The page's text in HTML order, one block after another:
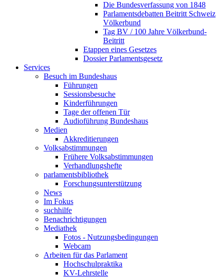
Die Bundesverfassung von 1848
Parlamentsdebatten Beitritt Schweiz
Völkerbund
Tag BV / 100 Jahre Völkerbund-
Beitritt
Etappen eines Gesetzes
Dossier Parlamentsgesetz
Services
Besuch im Bundeshaus
Führungen
Sessionsbesuche
Kinderführungen
Tage der offenen Tür
Audioführung Bundeshaus
Medien
Akkreditierungen
Volksabstimmungen
Frühere Volksabstimmungen
Verhandlungshefte
parlamentsbibliothek
Forschungsunterstützung
News
Im Fokus
suchhilfe
Benachrichtigungen
Mediathek
Fotos - Nutzungsbedingungen
Webcam
Arbeiten für das Parlament
Hochschulpraktika
KV-Lehrstelle